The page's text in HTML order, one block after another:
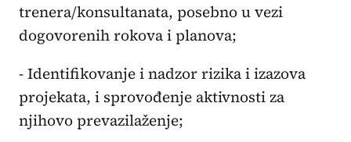
trenera/konsultanata, posebno u vezi
dogovorenih rokova i planova;
- Identifikovanje i nadzor rizika i izazova
projekata, i sprovođenje aktivnosti za
njihovo prevazilaženje;